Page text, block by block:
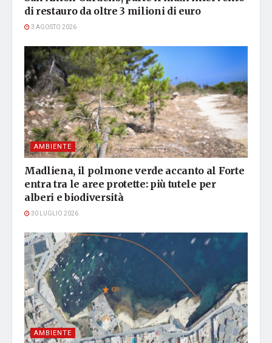
di restauro da oltre 3 milioni di euro
3 AGOSTO 2026
AMBIENTE
Madliena, il polmone verde accanto al Forte
entra tra le aree protette: più tutele per
alberi e biodiversità
30 LUGLIO 2026
AMBIENTE